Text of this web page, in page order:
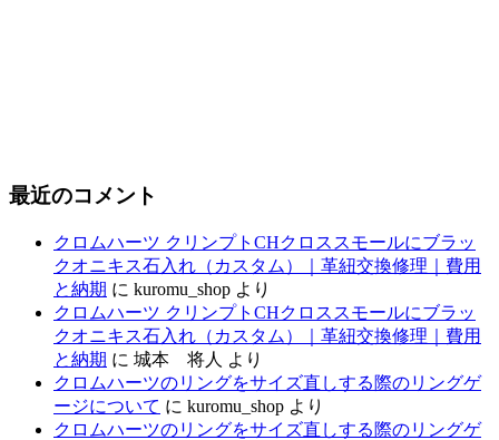
最近のコメント
クロムハーツ クリンプトCHクロススモールにブラッ
クオニキス石入れ（カスタム）｜革紐交換修理｜費用
と納期 に kuromu_shop より
クロムハーツ クリンプトCHクロススモールにブラッ
クオニキス石入れ（カスタム）｜革紐交換修理｜費用
と納期 に 城本 将人 より
クロムハーツのリングをサイズ直しする際のリングゲ
ージについて に kuromu_shop より
クロムハーツのリングをサイズ直しする際のリングゲ